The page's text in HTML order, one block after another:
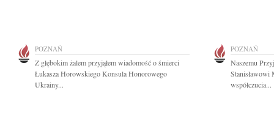
POZNAŃ
Z głębokim żalem przyjąłem wiadomość o śmierci
Łukasza Horowskiego Konsula Honorowego
Ukrainy...
POZNAŃ
Naszemu
Stanisławowi
współczucia...